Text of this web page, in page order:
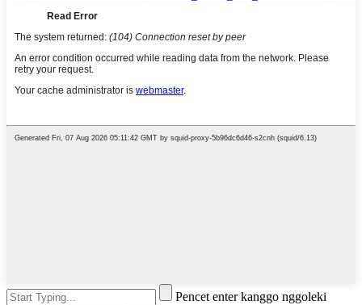
Pencet enter kanggo nggoleki